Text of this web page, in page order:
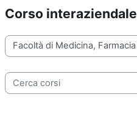
Corso interaziendale
Categorie di corso
Cerca corsi